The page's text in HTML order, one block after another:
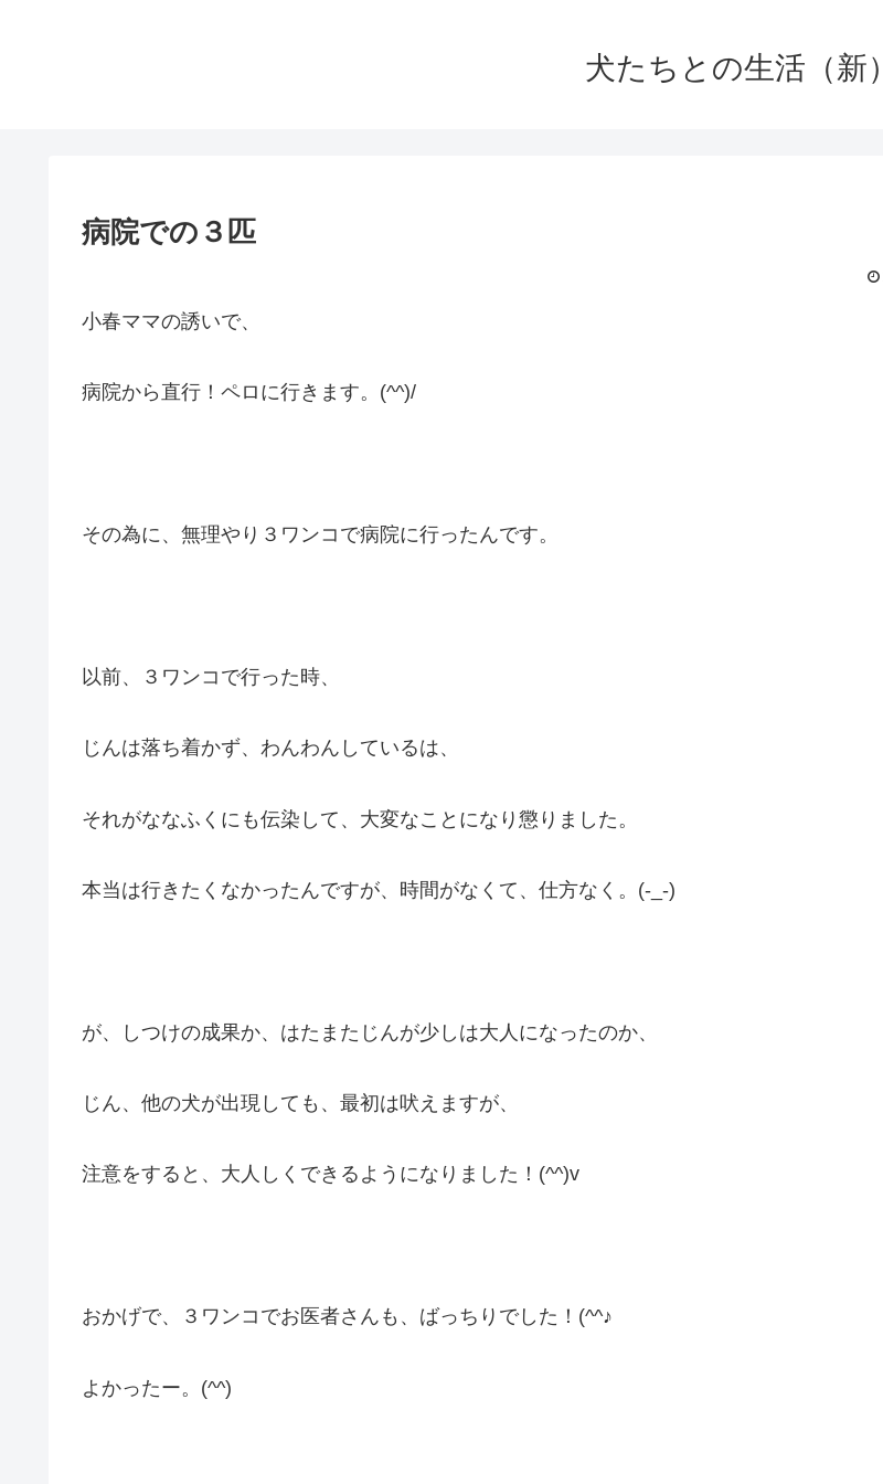
犬たちとの生活（新）
病院での３匹
小春ママの誘いで、
病院から直行！ペロに行きます。(^^)/
その為に、無理やり３ワンコで病院に行ったんです。
以前、３ワンコで行った時、
じんは落ち着かず、わんわんしているは、
それがななふくにも伝染して、大変なことになり懲りました。
本当は行きたくなかったんですが、時間がなくて、仕方なく。(-_-)
が、しつけの成果か、はたまたじんが少しは大人になったのか、
じん、他の犬が出現しても、最初は吠えますが、
注意をすると、大人しくできるようになりました！(^^)v
おかげで、３ワンコでお医者さんも、ばっちりでした！(^^♪
よかったー。(^^)